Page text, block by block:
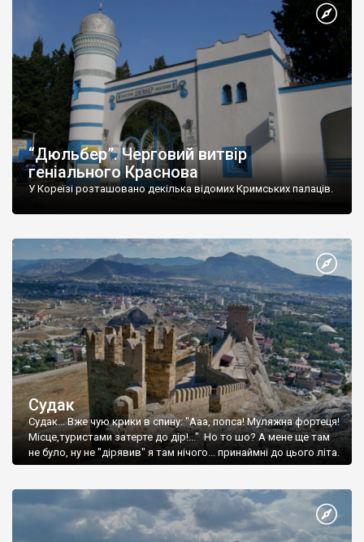
“Дюльбер”. Черговий витвір
геніального Краснова
У Кореїзі розташовано декілька відомих Кримських палаців.
Судак
Судак... Вже чую крики в спину: "Ааа, попса! Муляжна фортеця!
Місце,туристами затерте до дір!..." Но то шо? А мене ще там
не було, ну не "дірявив" я там нічого... принаймні до цього літа.